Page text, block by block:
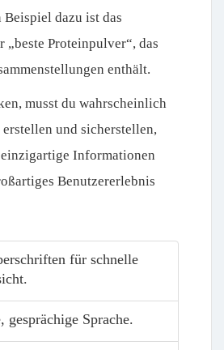
Beispiel dazu ist das
„beste Proteinpulver“, das
enthält.
musst du wahrscheinlich
und sicherstellen,
Informationen
Benutzererlebnis
für schnelle
gesprächige Sprache.